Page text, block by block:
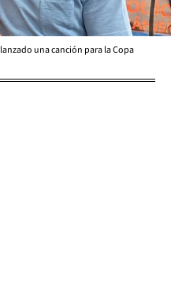
una canción para la Copa